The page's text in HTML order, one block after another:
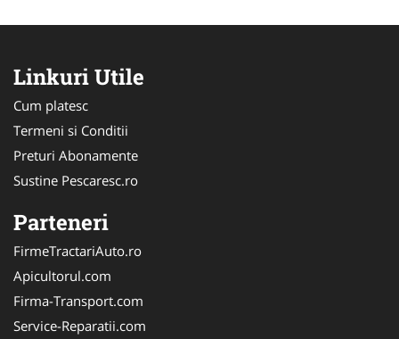
Linkuri Utile
Cum platesc
Termeni si Conditii
Preturi Abonamente
Sustine Pescaresc.ro
Parteneri
FirmeTractariAuto.ro
Apicultorul.com
Firma-Transport.com
Service-Reparatii.com